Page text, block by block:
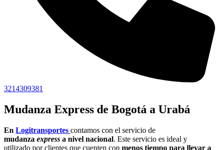
3214309381
Mudanza Express de Bogotá a Urabá
En Logitransportes contamos con el servicio de
mudanza express a nivel nacional. Este servicio es ideal y
utilizado por clientes que cuenten con menos tiempo para llevar a